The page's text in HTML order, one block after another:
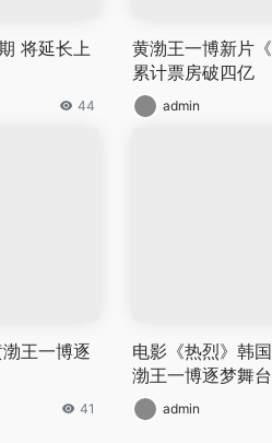
将延长上
44
黄渤王一博新片
累计票房破四亿
admin
渤王一博逐
41
电影《热烈》韩
渤王一博逐梦舞台
admin